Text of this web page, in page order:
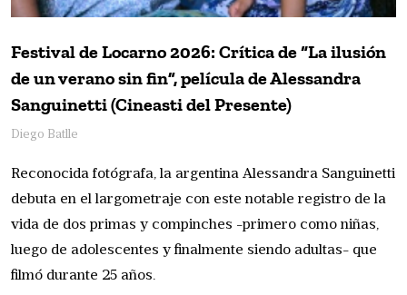
Festival de Locarno 2026: Crítica de “La ilusión
de un verano sin fin”, película de Alessandra
Sanguinetti (Cineasti del Presente)
Diego Batlle
Reconocida fotógrafa, la argentina Alessandra Sanguinetti
debuta en el largometraje con este notable registro de la
vida de dos primas y compinches -primero como niñas,
luego de adolescentes y finalmente siendo adultas- que
filmó durante 25 años.